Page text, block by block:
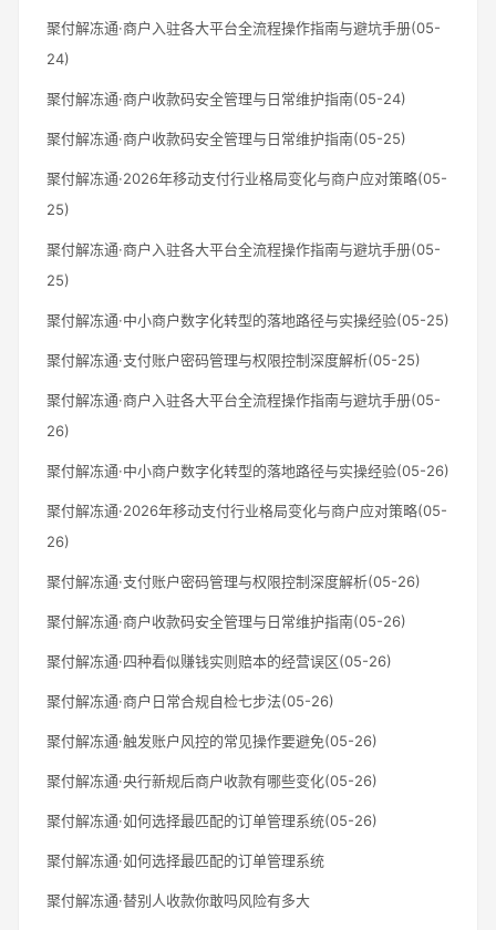
聚付解冻通·商户入驻各大平台全流程操作指南与避坑手册(05-
24)
聚付解冻通·商户收款码安全管理与日常维护指南(05-24)
聚付解冻通·商户收款码安全管理与日常维护指南(05-25)
聚付解冻通·2026年移动支付行业格局变化与商户应对策略(05-
25)
聚付解冻通·商户入驻各大平台全流程操作指南与避坑手册(05-
25)
聚付解冻通·中小商户数字化转型的落地路径与实操经验(05-25)
聚付解冻通·支付账户密码管理与权限控制深度解析(05-25)
聚付解冻通·商户入驻各大平台全流程操作指南与避坑手册(05-
26)
聚付解冻通·中小商户数字化转型的落地路径与实操经验(05-26)
聚付解冻通·2026年移动支付行业格局变化与商户应对策略(05-
26)
聚付解冻通·支付账户密码管理与权限控制深度解析(05-26)
聚付解冻通·商户收款码安全管理与日常维护指南(05-26)
聚付解冻通·四种看似赚钱实则赔本的经营误区(05-26)
聚付解冻通·商户日常合规自检七步法(05-26)
聚付解冻通·触发账户风控的常见操作要避免(05-26)
聚付解冻通·央行新规后商户收款有哪些变化(05-26)
聚付解冻通·如何选择最匹配的订单管理系统(05-26)
聚付解冻通·如何选择最匹配的订单管理系统
聚付解冻通·替别人收款你敢吗风险有多大